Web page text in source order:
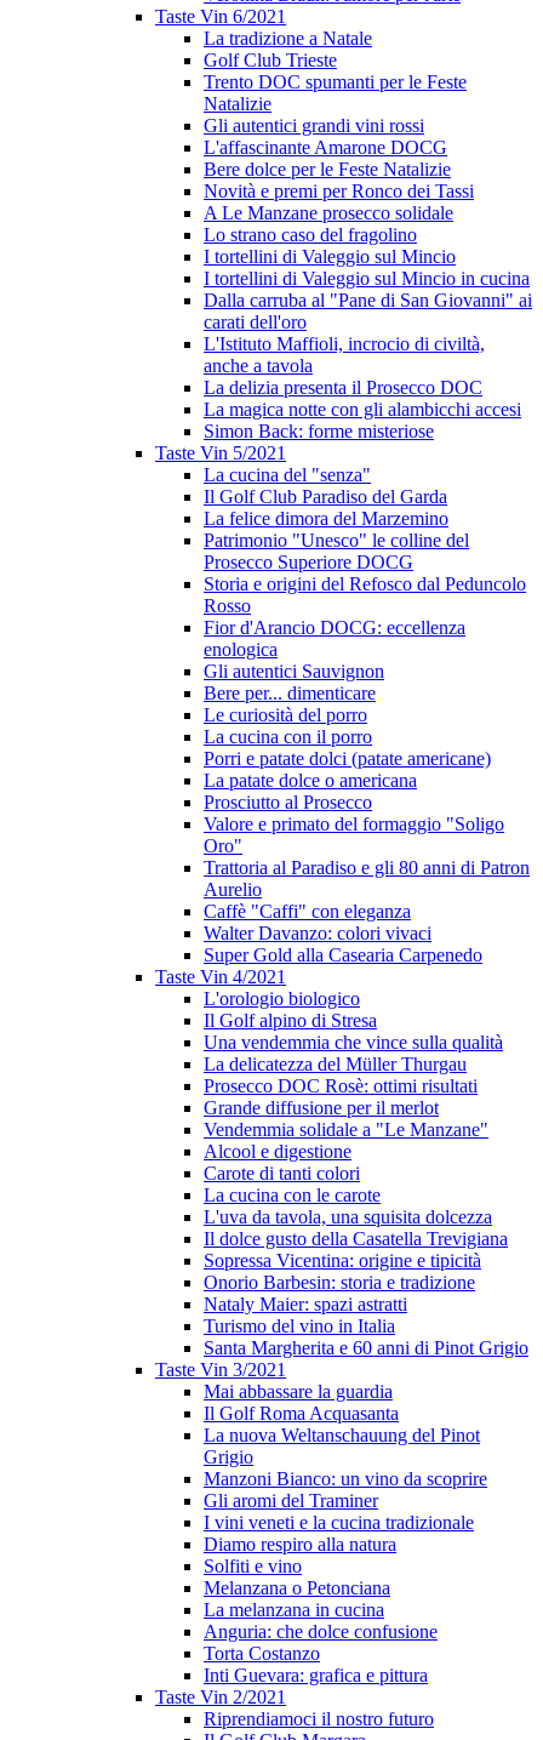
Taste Vin 6/2021
La tradizione a Natale
Golf Club Trieste
Trento DOC spumanti per le Feste
Natalizie
Gli autentici grandi vini rossi
L'affascinante Amarone DOCG
Bere dolce per le Feste Natalizie
Novità e premi per Ronco dei Tassi
A Le Manzane prosecco solidale
Lo strano caso del fragolino
I tortellini di Valeggio sul Mincio
I tortellini di Valeggio sul Mincio in cucina
Dalla carruba al "Pane di San Giovanni" ai
carati dell'oro
L'Istituto Maffioli, incrocio di civiltà,
anche a tavola
La delizia presenta il Prosecco DOC
La magica notte con gli alambicchi accesi
Simon Back: forme misteriose
Taste Vin 5/2021
La cucina del "senza"
Il Golf Club Paradiso del Garda
La felice dimora del Marzemino
Patrimonio "Unesco" le colline del
Prosecco Superiore DOCG
Storia e origini del Refosco dal Peduncolo
Rosso
Fior d'Arancio DOCG: eccellenza
enologica
Gli autentici Sauvignon
Bere per... dimenticare
Le curiosità del porro
La cucina con il porro
Porri e patate dolci (patate americane)
La patate dolce o americana
Prosciutto al Prosecco
Valore e primato del formaggio "Soligo
Oro"
Trattoria al Paradiso e gli 80 anni di Patron
Aurelio
Caffè "Caffi" con eleganza
Walter Davanzo: colori vivaci
Super Gold alla Casearia Carpenedo
Taste Vin 4/2021
L'orologio biologico
Il Golf alpino di Stresa
Una vendemmia che vince sulla qualità
La delicatezza del Müller Thurgau
Prosecco DOC Rosè: ottimi risultati
Grande diffusione per il merlot
Vendemmia solidale a "Le Manzane"
Alcool e digestione
Carote di tanti colori
La cucina con le carote
L'uva da tavola, una squisita dolcezza
Il dolce gusto della Casatella Trevigiana
Sopressa Vicentina: origine e tipicità
Onorio Barbesin: storia e tradizione
Nataly Maier: spazi astratti
Turismo del vino in Italia
Santa Margherita e 60 anni di Pinot Grigio
Taste Vin 3/2021
Mai abbassare la guardia
Il Golf Roma Acquasanta
La nuova Weltanschauung del Pinot
Grigio
Manzoni Bianco: un vino da scoprire
Gli aromi del Traminer
I vini veneti e la cucina tradizionale
Diamo respiro alla natura
Solfiti e vino
Melanzana o Petonciana
La melanzana in cucina
Anguria: che dolce confusione
Torta Costanzo
Inti Guevara: grafica e pittura
Taste Vin 2/2021
Riprendiamoci il nostro futuro